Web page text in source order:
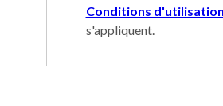
Conditions d'utilisation
s'appliquent.